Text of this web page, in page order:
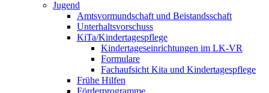
Jugend
Amtsvormundschaft und Beistandsschaft
Unterhaltsvorschuss
KiTa/Kindertagespflege
Kindertages­einrichtungen im LK-VR
Formulare
Fachaufsicht Kita und Kindertagespflege
Frühe Hilfen
Förderprogramme